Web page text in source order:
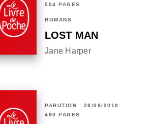
504 PAGES
ROMANS
LOST MAN
Jane Harper
PARUTION : 28/08/2019
480 PAGES